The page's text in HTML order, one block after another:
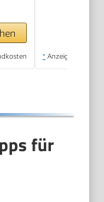
für
* Anzeige
für